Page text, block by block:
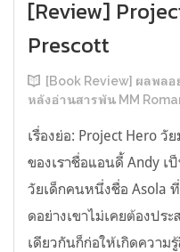
[Review]
Prescott
[Book Review] ผลพล
หลังอ่านสารพัน MM
เรื่องย่อ: Project Hero
ของเราชื่อแอนดี้ Andy
วัยเด็กคนหนึ่งชื่อ Asola
ดอย่างเขาไม่เคยต้องป
เดียวกันก็ก่อให้เกิดความ